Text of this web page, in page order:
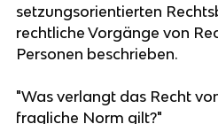
setzungsorientierten
rechtliche Vorgänge von
Personen beschrieben.
"Was verlangt das Recht
fragliche Norm gilt?"